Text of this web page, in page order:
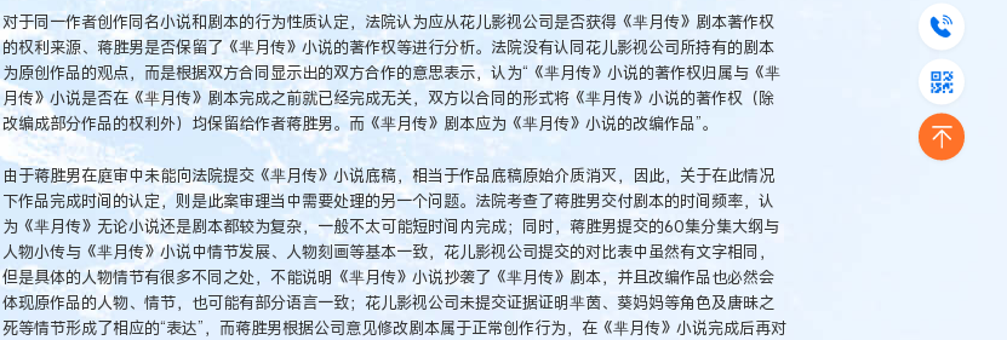
对于同一作者创作同名小说和剧本的行为性质认定，法院认为应从花儿影视公司是否获得《芈月传》剧本著作权
的权利来源、蒋胜男是否保留了《芈月传》小说的著作权等进行分析。法院没有认同花儿影视公司所持有的剧本
为原创作品的观点，而是根据双方合同显示出的双方合作的意思表示，认为“《芈月传》小说的著作权归属与《芈
月传》小说是否在《芈月传》剧本完成之前就已经完成无关，双方以合同的形式将《芈月传》小说的著作权（除
改编成部分作品的权利外）均保留给作者蒋胜男。而《芈月传》剧本应为《芈月传》小说的改编作品”。
由于蒋胜男在庭审中未能向法院提交《芈月传》小说底稿，相当于作品底稿原始介质消灭，因此，关于在此情况
下作品完成时间的认定，则是此案审理当中需要处理的另一个问题。法院考查了蒋胜男交付剧本的时间频率，认
为《芈月传》无论小说还是剧本都较为复杂，一般不太可能短时间内完成；同时，蒋胜男提交的60集分集大纲与
人物小传与《芈月传》小说中情节发展、人物刻画等基本一致，花儿影视公司提交的对比表中虽然有文字相同，
但是具体的人物情节有很多不同之处，不能说明《芈月传》小说抄袭了《芈月传》剧本，并且改编作品也必然会
体现原作品的人物、情节，也可能有部分语言一致；花儿影视公司未提交证据证明芈茵、葵妈妈等角色及唐昧之
死等情节形成了相应的“表达”，而蒋胜男根据公司意见修改剧本属于正常创作行为，在《芈月传》小说完成后再对